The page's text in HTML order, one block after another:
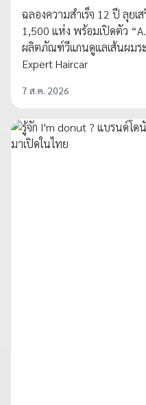
ฉลองความสำเร็จ 12 ปี ลุย
1,500 แห่ง พร้อมเปิดตัว
ผลิตภัณฑ์วีแกนดูแลเส้นผมร
Expert Haircar
7 ส.ค. 2026